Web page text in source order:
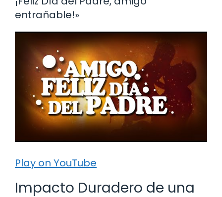
entrañable!»
Play on YouTube
Impacto Duradero de una